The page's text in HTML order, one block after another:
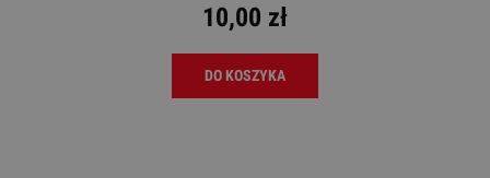
10,00 zł
DO KOSZYKA